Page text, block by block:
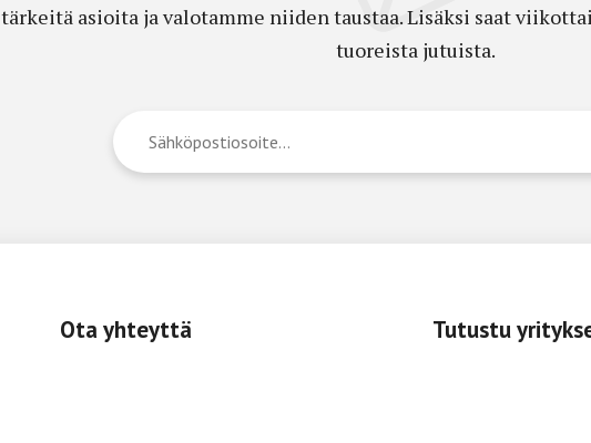
tärkeitä asioita ja valotamme niiden taustaa. Lisäksi saat
tuoreista jutuista.
Ota yhteyttä Tutustu